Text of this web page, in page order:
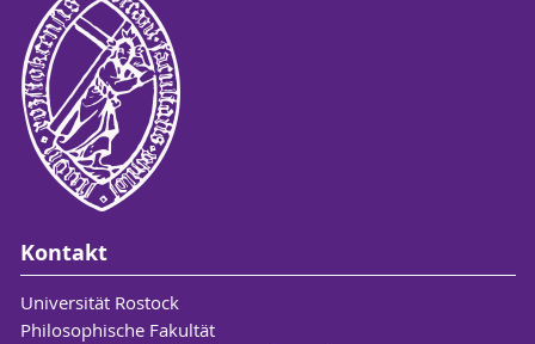
Kontakt
Universität Rostock
Philosophische Fakultät